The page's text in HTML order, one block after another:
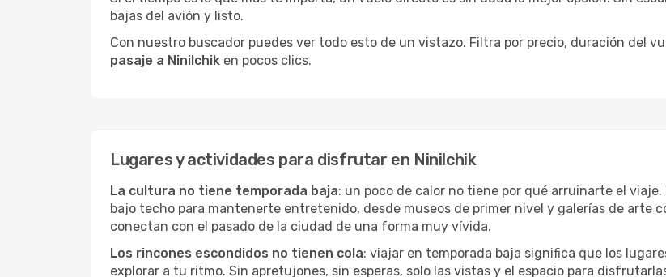
bajas del avión y listo.
Con nuestro buscador puedes ver todo esto de un vistazo. Filtra por precio, duración del
pasaje a Ninilchik en pocos clics.
Lugares y actividades para disfrutar en Ninilchik
La cultura no tiene temporada baja: un poco de calor no tiene por qué arruinarte el
bajo techo para mantenerte entretenido, desde museos de primer nivel y galerías de arte
conectan con el pasado de la ciudad de una forma muy vívida.
Los rincones escondidos no tienen cola: viajar en temporada baja significa que los
explorar a tu ritmo. Sin apretujones, sin esperas, solo las vistas y el espacio para